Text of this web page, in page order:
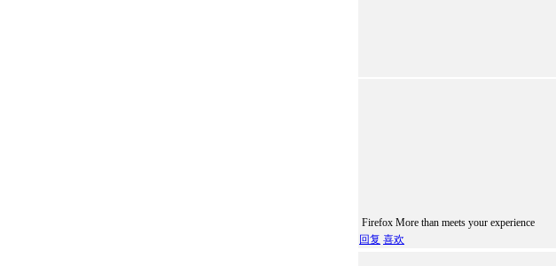
Firefox More than meets your experience
回复 喜欢